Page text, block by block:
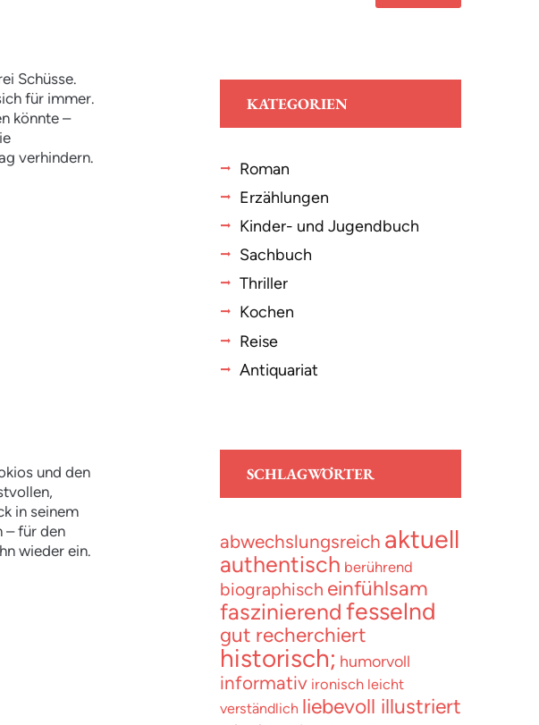
Schüsse.
für immer.
könnte –
verhindern.
wehrt
Kings
und den
in seinem
– für den
wieder ein.
Geschichte
KATEGORIEN
Roman
Erzählungen
Kinder- und Jugendbuch
Sachbuch
Thriller
Kochen
Reise
Antiquariat
SCHLAGWÖRTER
abwechslungsreich aktuell
authentisch berührend
biographisch einfühlsam
faszinierend fesselnd
gut recherchiert
historisch; humorvoll
informativ ironisch leicht
verständlich liebevoll illustriert